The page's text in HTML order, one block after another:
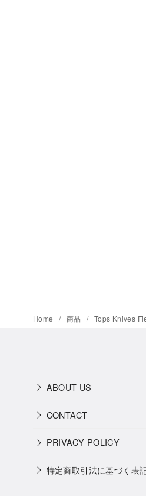
Home 商品 Tops Knives
ABOUT US
CONTACT
PRIVACY POLICY
特定商取引法に基づく表